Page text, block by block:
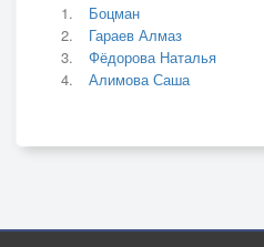
Боцман
Гараев Алмаз
Фёдорова Наталья
Алимова Саша